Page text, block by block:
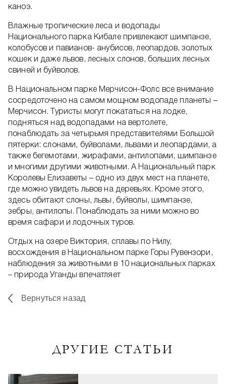
каноэ.
Влажные тропические леса и водопады
Национального парка Кибале привлекают шимпанзе,
колобусов и павианов- анубисов, леопардов, золотых
кошек и даже львов, лесных слонов, больших лесных
свиней и буйволов.
В Национальном парке Мерчисон-Фолс все внимание
сосредоточено на самом мощном водопаде планеты –
Мерчисон. Туристы могут покататься на лодке,
подняться над водопадами на вертолете,
понаблюдать за четырьмя представителями Большой
пятерки: слонами, буйволами, львами и леопардами, а
также бегемотами, жирафами, антилопами, шимпанзе
и многими другими животными. А Национальный парк
Королевы Елизаветы – одно из двух мест на планете,
где можно увидеть львов на деревьях. Кроме этого,
здесь обитают слоны, львы, буйволы, шимпанзе,
зебры, антилопы. Понаблюдать за ними можно во
время сафари и лодочных туров.
Отдых на озере Виктория, сплавы по Нилу,
восхождения в Национальном парке Горы Рувензори,
наблюдения за животными в 10 национальных парках
– природа Уганды впечатляет
Вернуться назад
ДРУГИЕ СТАТЬИ